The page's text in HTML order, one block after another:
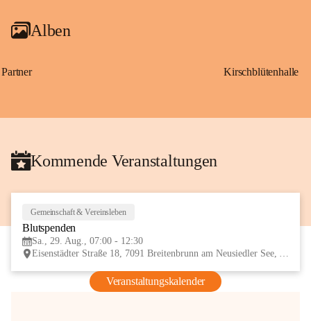
Alben
Partner Kirschblütenhalle
Kommende Veranstaltungen
Gemeinschaft & Vereinsleben
Blutspenden
Sa., 29. Aug., 07:00 - 12:30
Eisenstädter Straße 18, 7091 Breitenbrunn am Neusiedler See, AUT
Veranstaltungskalender